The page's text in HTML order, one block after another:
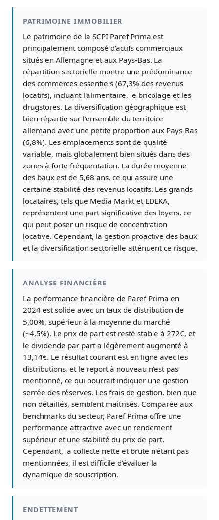
PATRIMOINE IMMOBILIER
Le patrimoine de la SCPI Paref Prima est
principalement composé d'actifs commerciaux
situés en Allemagne et aux Pays-Bas. La
répartition sectorielle montre une prédominance
des commerces essentiels (67,3% des revenus
locatifs), incluant l'alimentaire, le bricolage et les
drugstores. La diversification géographique est
bien répartie sur l'ensemble du territoire
allemand avec une petite proportion aux Pays-Bas
(6,8%). Les emplacements sont de qualité
variable, mais globalement bien situés dans des
zones à forte fréquentation. La durée moyenne
des baux est de 5,68 ans, ce qui assure une
certaine stabilité des revenus locatifs. Les grands
locataires, tels que Media Markt et EDEKA,
représentent une part significative des loyers, ce
qui peut poser un risque de concentration
locative. Cependant, la gestion proactive des baux
et la diversification sectorielle atténuent ce risque.
ANALYSE FINANCIÈRE
La performance financière de Paref Prima en
2024 est solide avec un taux de distribution de
5,00%, supérieur à la moyenne du marché
(~4,5%). Le prix de part est resté stable à 272€, et
le dividende par part a légèrement augmenté à
13,14€. Le résultat courant est en ligne avec les
distributions, et le report à nouveau n'est pas
mentionné, ce qui pourrait indiquer une gestion
serrée des réserves. Les frais de gestion, bien que
non détaillés, semblent maîtrisés. Comparée aux
benchmarks du secteur, Paref Prima offre une
performance attractive avec un rendement
supérieur et une stabilité du prix de part.
Cependant, la collecte nette et brute n'étant pas
mentionnées, il est difficile d'évaluer la
dynamique de souscription.
ENDETTEMENT